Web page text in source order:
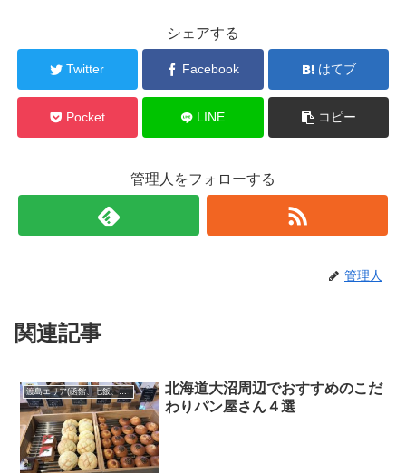
シェアする
Twitter Facebook はてブ
Pocket LINE コピー
管理人をフォローする
管理人
関連記事
渡島エリア(函館、七飯、松前･･･)
北海道大沼周辺でおすすめのこだ
わりパン屋さん４選